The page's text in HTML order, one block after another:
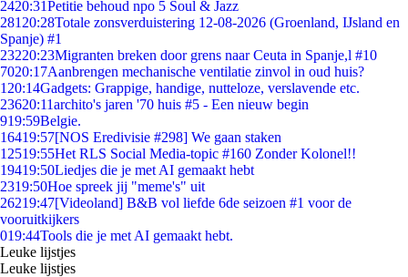
2420:31Petitie behoud npo 5 Soul & Jazz
281 20:28Totale zonsverduistering 12-08-2026 (Groenland, IJsland en
Spanje) #1
23220:23Migranten breken door grens naar Ceuta in Spanje,l #10
7020:17Aanbrengen mechanische ventilatie zinvol in oud huis?
1 20:14Gadgets: Grappige, handige, nutteloze, verslavende etc.
23620:11archito's jaren '70 huis #5 - Een nieuw begin
919:59Belgie.
16419:57[NOS Eredivisie #298] We gaan staken
12519:55Het RLS Social Media-topic #160 Zonder Kolonel!!
19419:50Liedjes die je met AI gemaakt hebt
2319:50Hoe spreek jij "meme's" uit
26219:47[Videoland] B&B vol liefde 6de seizoen #1 voor de
vooruitkijkers
019:44Tools die je met AI gemaakt hebt.
Leuke lijstjes
Leuke lijstjes